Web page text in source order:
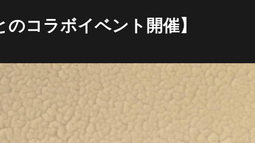
のコラボイベント開催】